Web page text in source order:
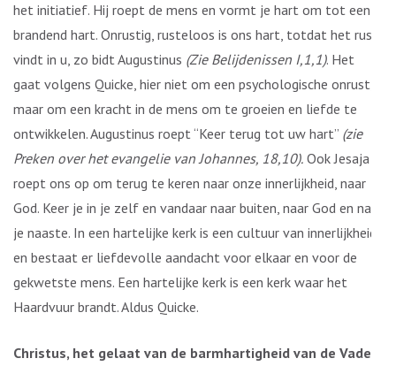
het initiatief. Hij roept de mens en vormt je hart om tot een
brandend hart. Onrustig, rusteloos is ons hart, totdat het rust
vindt in u, zo bidt Augustinus (Zie Belijdenissen I,1,1). Het
gaat volgens Quicke, hier niet om een psychologische onrust,
maar om een kracht in de mens om te groeien en liefde te
ontwikkelen. Augustinus roept “Keer terug tot uw hart” (zie
Preken over het evangelie van Johannes, 18,10). Ook Jesaja
roept ons op om terug te keren naar onze innerlijkheid, naar
God. Keer je in je zelf en vandaar naar buiten, naar God en naar
je naaste. In een hartelijke kerk is een cultuur van innerlijkheid,
en bestaat er liefdevolle aandacht voor elkaar en voor de
gekwetste mens. Een hartelijke kerk is een kerk waar het
Haardvuur brandt. Aldus Quicke.
Christus, het gelaat van de barmhartigheid van de Vader